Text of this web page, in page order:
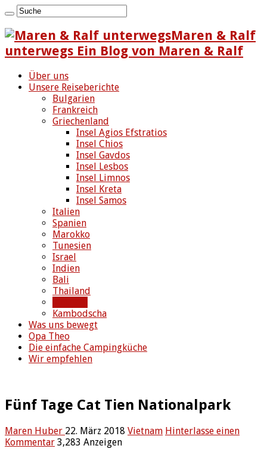
Maren & Ralf
unterwegs Ein Blog von Maren & Ralf
Über uns
Unsere Reiseberichte
Bulgarien
Frankreich
Griechenland
Insel Agios Efstratios
Insel Chios
Insel Gavdos
Insel Lesbos
Insel Limnos
Insel Kreta
Insel Samos
Italien
Spanien
Marokko
Tunesien
Israel
Indien
Bali
Thailand
Kambodscha
Was uns bewegt
Opa Theo
Die einfache Campingküche
Wir empfehlen
Fünf Tage Cat Tien Nationalpark
Maren Huber 22. März 2018 Vietnam Hinterlasse einen
Kommentar 3,283 Anzeigen